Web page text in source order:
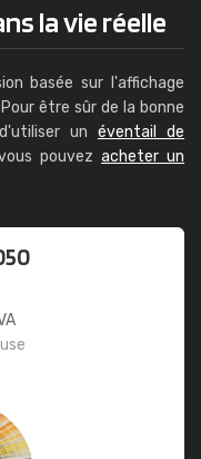
la vie réelle
basée sur l'affichage
être sûr de la bonne
un éventail de
pouvezacheter un